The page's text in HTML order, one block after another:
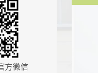
方微信